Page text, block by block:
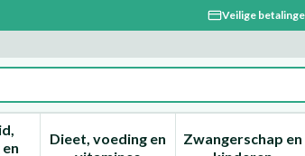
Veilige
Dieet, voeding en
Zwangerschap en